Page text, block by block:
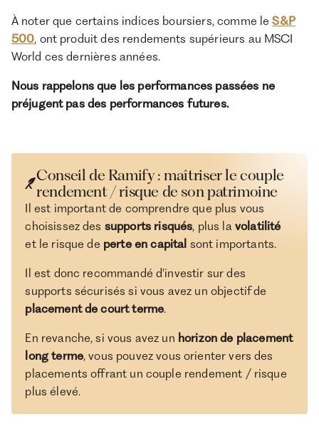
À noter que certains indices boursiers, comme leS&P
500, ont produit des rendements supérieurs au MSCI
World ces dernières années.
Nous rappelons que les performances passées ne
préjugent pas des performances futures.
Conseil de Ramify : maîtriser le couple
rendement / risque de son patrimoine
Il est important de comprendre que plus vous
choisissez des supports risqués, plus la volatilité
et le risque de perte en capital sont importants.
Il est donc recommandé d'investir sur des
supports sécurisés si vous avez un objectif de
placement de court terme.
En revanche, si vous avez un horizon de placement
long terme, vous pouvez vous orienter vers des
placements offrant un couple rendement / risque
plus élevé.